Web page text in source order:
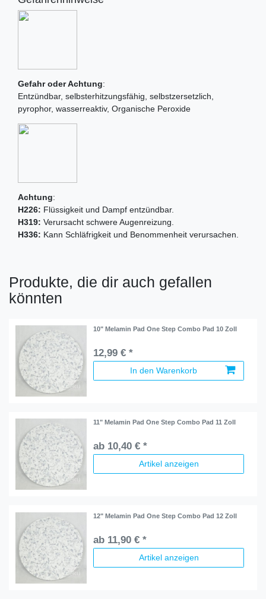
Gefahr oder Achtung:
Entzündbar, selbsterhitzungsfähig, selbstzersetzlich,
pyrophor, wasserreaktiv, Organische Peroxide
Achtung:
H226: Flüssigkeit und Dampf entzündbar.
H319: Verursacht schwere Augenreizung.
H336: Kann Schläfrigkeit und Benommenheit verursachen.
Produkte, die dir auch gefallen
könnten
10" Melamin Pad One Step Combo Pad 10 Zoll
12,99 € *
In den Warenkorb
11" Melamin Pad One Step Combo Pad 11 Zoll
ab 10,40 € *
Artikel anzeigen
12" Melamin Pad One Step Combo Pad 12 Zoll
ab 11,90 € *
Artikel anzeigen